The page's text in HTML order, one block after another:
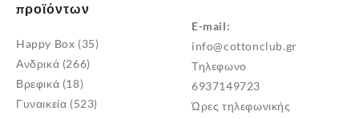
προϊόντων
Happy Box (35)
Ανδρικά (266)
Βρεφικά (18)
Γυναικεία (523)
E-mail:
info@cottonclub.gr
Τηλεφωνο
6937149723
Ώρες τηλεφωνικής